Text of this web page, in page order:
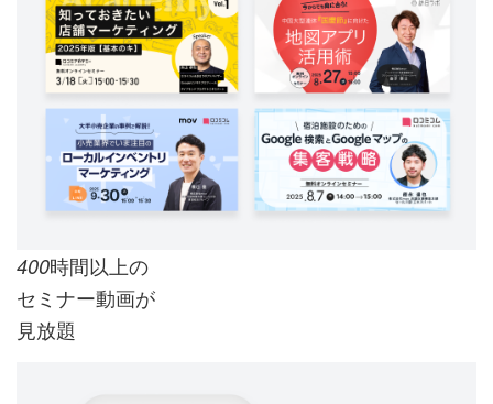
400時間以上の
セミナー動画が
見放題